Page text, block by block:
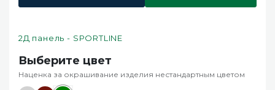
2Д панель - SPORTLINE
Выберите цвет
Наценка за окрашивание изделия нестандартным цветом